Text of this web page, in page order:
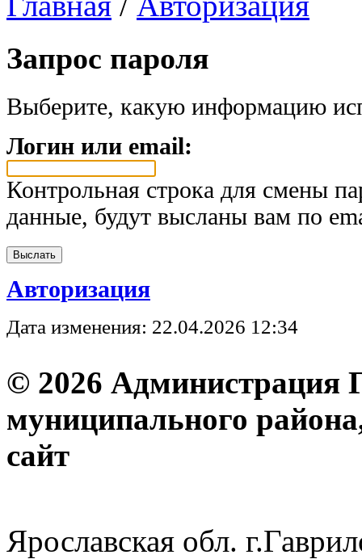
Запрос пароля
Выберите, какую информацию
Логин или email:
Контрольная строка для смены
данные, будут высланы вам по
Авторизация
Дата изменения: 22.04.2026 12:34
© 2026 Администрация
муниципального
Ярославская обл.